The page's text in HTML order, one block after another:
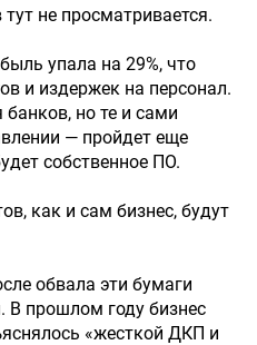
не просматривается.
упала на 29%, что
и издержек на персонал.
но те и сами
— пройдет еще
собственное ПО.
как и сам бизнес, будут
обвала эти бумаги
В прошлом году бизнес
«жесткой ДКП и